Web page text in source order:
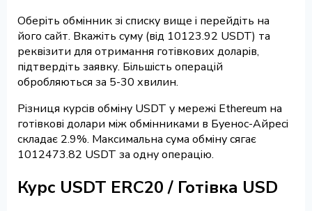
Оберіть обмінник зі списку вище і перейдіть на
його сайт. Вкажіть суму (від 10123.92 USDT) та
реквізити для отримання готівкових доларів,
підтвердіть заявку. Більшість операцій
обробляються за 5-30 хвилин.
Різниця курсів обміну USDT у мережі Ethereum на
готівкові долари між обмінниками в Буенос-Айресі
складає 2.9%. Максимальна сума обміну сягає
1012473.82 USDT за одну операцію.
Курс USDT ERC20 / Готівка USD